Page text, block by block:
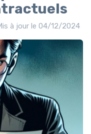
à jour le 04/12/2024